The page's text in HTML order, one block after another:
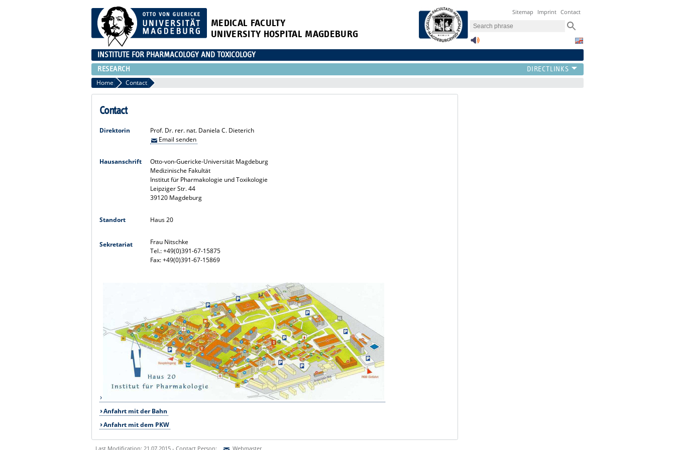
MEDICAL FACULTY
UNIVERSITY HOSPITAL MAGDEBURG
Sitemap Imprint Contact
INSTITUTE FOR PHARMACOLOGY AND TOXICOLOGY
RESEARCH
Home Contact
Contact
Direktorin
Prof. Dr. rer. nat. Daniela C. Dieterich
Email senden
Hausanschrift
Otto-von-Guericke-Universität Magdeburg
Medizinische Fakultät
Institut für Pharmakologie und Toxikologie
Leipziger Str. 44
39120 Magdeburg
Standort Haus 20
Sekretariat
Frau Nitschke
Tel.: +49(0)391-67-15875
Fax: +49(0)391-67-15869
Anfahrt mit der Bahn
Anfahrt mit dem PKW
Last Modification: 21.07.2015 - Contact Person: Webmaster